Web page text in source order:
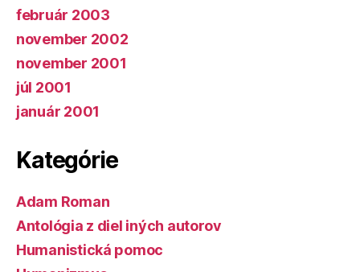
február 2003
november 2002
november 2001
júl 2001
január 2001
Kategórie
Adam Roman
Antológia z diel iných autorov
Humanistická pomoc